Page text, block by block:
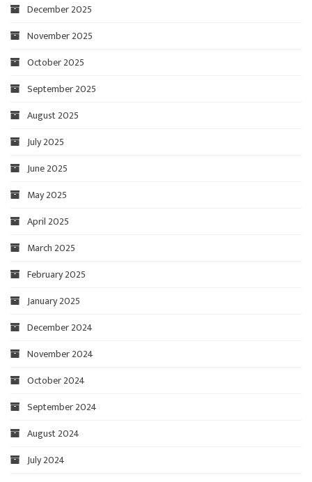
December 2025
November 2025
October 2025
September 2025
August 2025
July 2025
June 2025
May 2025
April 2025
March 2025
February 2025
January 2025
December 2024
November 2024
October 2024
September 2024
August 2024
July 2024